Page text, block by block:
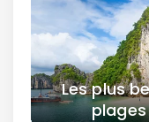
Les plus
plages